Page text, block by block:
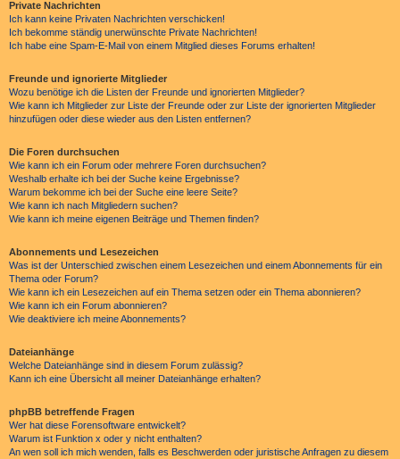
Private Nachrichten
Ich kann keine Privaten Nachrichten verschicken!
Ich bekomme ständig unerwünschte Private Nachrichten!
Ich habe eine Spam-E-Mail von einem Mitglied dieses Forums erhalten!
Freunde und ignorierte Mitglieder
Wozu benötige ich die Listen der Freunde und ignorierten Mitglieder?
Wie kann ich Mitglieder zur Liste der Freunde oder zur Liste der ignorierten Mitglieder
hinzufügen oder diese wieder aus den Listen entfernen?
Die Foren durchsuchen
Wie kann ich ein Forum oder mehrere Foren durchsuchen?
Weshalb erhalte ich bei der Suche keine Ergebnisse?
Warum bekomme ich bei der Suche eine leere Seite?
Wie kann ich nach Mitgliedern suchen?
Wie kann ich meine eigenen Beiträge und Themen finden?
Abonnements und Lesezeichen
Was ist der Unterschied zwischen einem Lesezeichen und einem Abonnements für ein
Thema oder Forum?
Wie kann ich ein Lesezeichen auf ein Thema setzen oder ein Thema abonnieren?
Wie kann ich ein Forum abonnieren?
Wie deaktiviere ich meine Abonnements?
Dateianhänge
Welche Dateianhänge sind in diesem Forum zulässig?
Kann ich eine Übersicht all meiner Dateianhänge erhalten?
phpBB betreffende Fragen
Wer hat diese Forensoftware entwickelt?
Warum ist Funktion x oder y nicht enthalten?
An wen soll ich mich wenden, falls es Beschwerden oder juristische Anfragen zu diesem